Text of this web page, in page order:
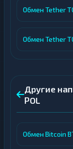
Обмен Tether
Обмен Tether
Другие
POL
Обмен Bitcoin